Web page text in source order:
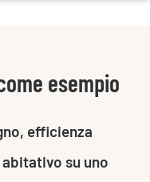
esempio
efficienza
su uno